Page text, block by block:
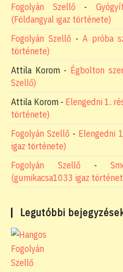
Fogolyán Szellő-
(Földangyal igaz története)
Fogolyán Szellő -A próba
története)
Attila Korom- Égbolton
Szellő)
Attila Korom- Elengedni 1.
története)
Fogolyán Szellő - Elengedni
igaz története)
Fogolyán Szellő-
(gumikacsa1033 igaz
Legutóbbi